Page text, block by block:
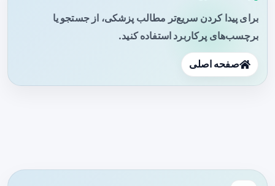
برای پیدا کردن سریع‌تر مطالب پزشکی، از جستجو یا
برچسب‌های پرکاربرد استفاده کنید.
صفحه اصلی